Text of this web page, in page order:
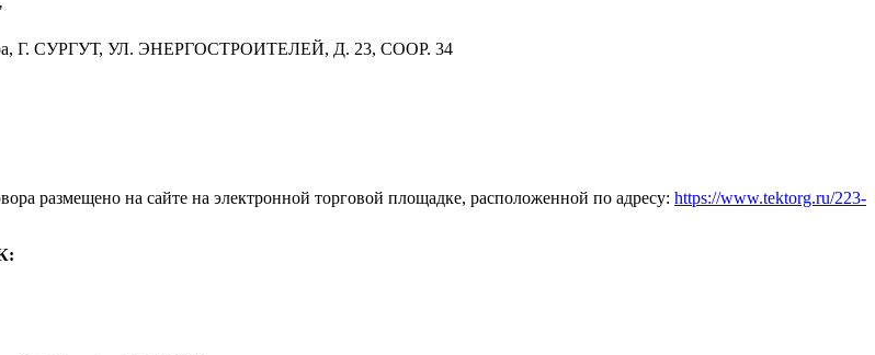
Г. СУРГУТ, УЛ. ЭНЕРГОСТРОИТЕЛЕЙ, Д. 23, СООР. 34
размещено на сайте на электронной торговой площадке, расположенной по адресу: https://www.tektorg.ru/223-